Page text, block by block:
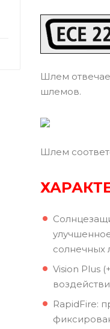
Шлем
шлемов.
Шлем
солнечных
Vision Plus
RapidFire: